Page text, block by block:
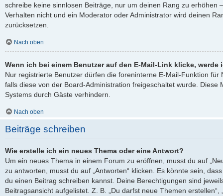
schreibe keine sinnlosen Beiträge, nur um deinen Rang zu
Verhalten nicht und ein Moderator oder Administrator wird deinen
zurücksetzen.
Nach oben
Wenn ich bei einem Benutzer auf den E-Mail-Link klicke,
Nur registrierte Benutzer dürfen die foreninterne E-Mail-Funktion
falls diese von der Board-Administration freigeschaltet wurde. Diese
Systems durch Gäste verhindern.
Nach oben
Beiträge schreiben
Wie erstelle ich ein neues Thema oder eine Antwort?
Um ein neues Thema in einem Forum zu eröffnen, musst du auf
zu antworten, musst du auf „Antworten“ klicken. Es könnte sein,
du einen Beitrag schreiben kannst. Deine Berechtigungen sind
Beitragsansicht aufgelistet. Z. B. „Du darfst neue Themen erstellen“,